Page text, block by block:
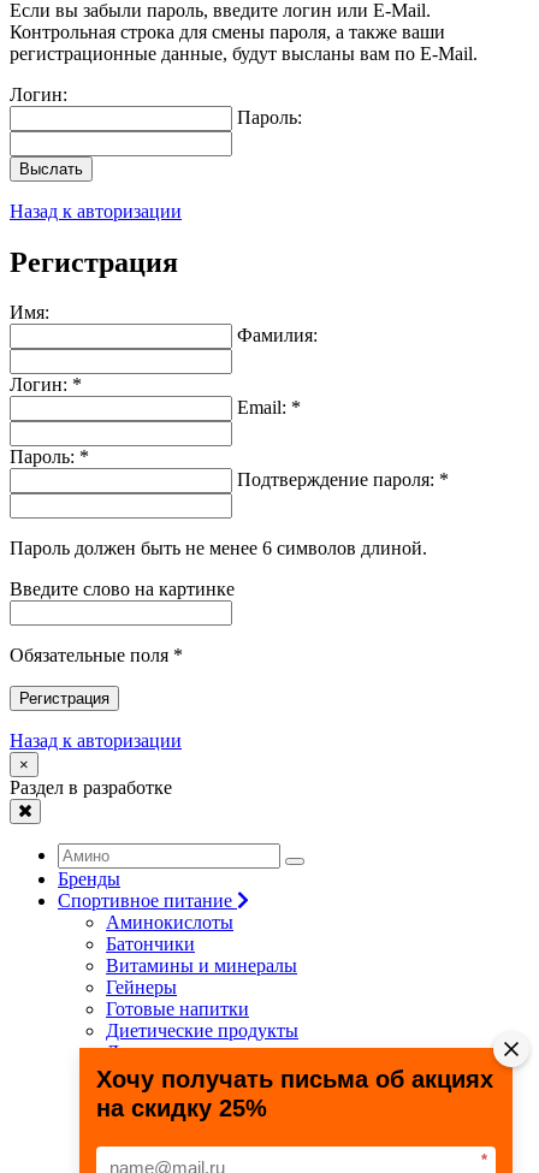
Если вы забыли пароль, введите логин или E-Mail.
Контрольная строка для смены пароля, а также ваши
регистрационные данные, будут высланы вам по E-Mail.
Логин:
Пароль:
Выслать
Назад к авторизации
Регистрация
Имя:
Фамилия:
Логин: *
Email: *
Пароль: *
Подтверждение пароля: *
Пароль должен быть не менее 6 символов длиной.
Введите слово на картинке
Обязательные поля *
Регистрация
Назад к авторизации
×
Раздел в разработке
Бренды
Спортивное питание
Аминокислоты
Батончики
Витамины и минералы
Гейнеры
Готовые напитки
Диетические продукты
Для связок и суставов
Жиросжигатели
Здоровье и долголетие
Креатин
Специальные препараты
Хочу получать письма об акциях
на скидку 25%
*